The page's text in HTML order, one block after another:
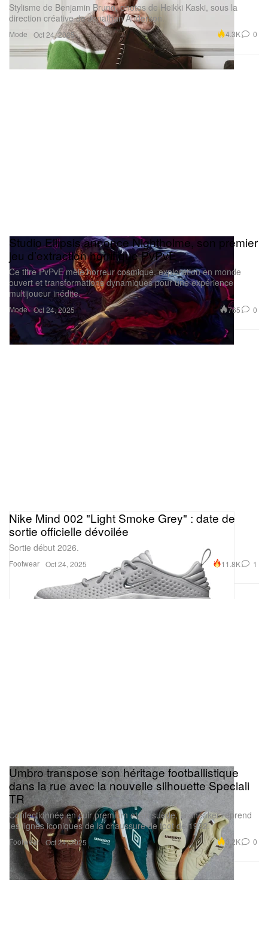
Mode
Stylisme de Benjamin Bruno, photos de Heikki Kaski, sous la
direction créative de Jonathan Anderson.
Oct 24, 2025 4.3K 0
Mode
Studio Ellipsis annonce Nightholme, son premier
jeu d’extraction horrifique PvPvE
Ce titre PvPvE mêle horreur cosmique, exploration en monde
ouvert et transformations dynamiques pour une expérience
multijoueur inédite.
Oct 24, 2025 765 0
Footwear
Nike Mind 002 "Light Smoke Grey" : date de
sortie officielle dévoilée
Sortie début 2026.
Oct 24, 2025 11.8K 1
Footwear
Umbro transpose son héritage footballistique
dans la rue avec la nouvelle silhouette Speciali
TR
Confectionnée en cuir premium et en suède, la sneaker reprend
les lignes iconiques de la chaussure de foot de 1992.
Oct 24, 2025 3.2K 0